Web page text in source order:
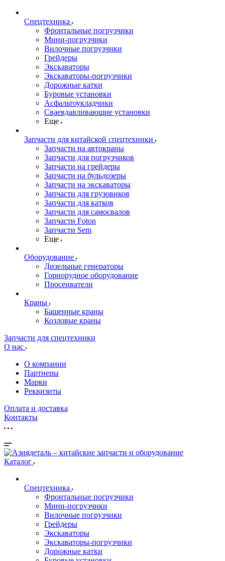
Спецтехника
Фронтальные погрузчики
Мини-погрузчики
Вилочные погрузчики
Грейдеры
Экскаваторы
Экскаваторы-погрузчики
Дорожные катки
Буровые установки
Асфальтоукладчики
Сваевдавливающие установки
Еще
Запчасти для китайской спецтехники
Запчасти на автокраны
Запчасти для погрузчиков
Запчасти на грейдеры
Запчасти на бульдозеры
Запчасти на экскаваторы
Запчасти для грузовиков
Запчасти для катков
Запчасти для самосвалов
Запчасти Foton
Запчасти Sem
Еще
Оборудование
Дизельные генераторы
Горнорудное оборудование
Просеиватели
Краны
Башенные краны
Козловые краны
Запчасти для спецтехники
О нас
О компании
Партнеры
Марки
Реквизиты
Оплата и доставка
Контакты
Каталог
Спецтехника
Фронтальные погрузчики
Мини-погрузчики
Вилочные погрузчики
Грейдеры
Экскаваторы
Экскаваторы-погрузчики
Дорожные катки